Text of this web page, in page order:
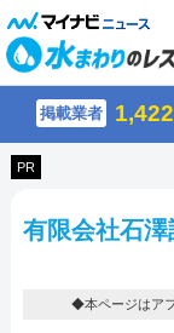
掲載業者 1,422
PR
有限会社石
◆本ページはア